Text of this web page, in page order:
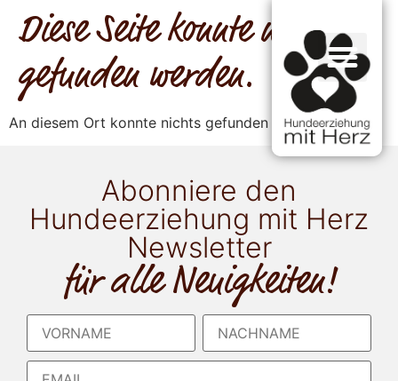
Diese Seite konnte nicht
gefunden werden.
An diesem Ort konnte nichts gefunden werden.
Abonniere den
Hundeerziehung mit Herz
Newsletter
für alle Neuigkeiten!